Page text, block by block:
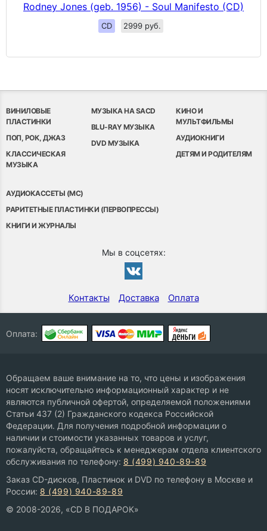
Rodney Jones (geb. 1956) - Soul Manifesto (CD)
CD 2999 руб.
ВИНИЛОВЫЕ
ПЛАСТИНКИ
ПОП, РОК, ДЖАЗ
КЛАССИЧЕСКАЯ
МУЗЫКА
МУЗЫКА НА SACD
BLU-RAY МУЗЫКА
DVD МУЗЫКА
КИНО И
МУЛЬТФИЛЬМЫ
АУДИОКНИГИ
ДЕТЯМ И РОДИТЕЛЯМ
АУДИОКАССЕТЫ (MC)
РАРИТЕТНЫЕ ПЛАСТИНКИ (ПЕРВОПРЕССЫ)
КНИГИ И ЖУРНАЛЫ
Мы в соцсетях:
Контакты Доставка Оплата
Оплата:
Обращаем ваше внимание на то, что цены и изображения
носят исключительно информационный характер и не
являются публичной офертой, определяемой положениями
Статьи 437 (2) Гражданского кодекса Российской
Федерации. Для получения подробной информации о
наличии и стоимости указанных товаров и услуг,
пожалуйста, обращайтесь к менеджерам отдела клиентского
обслуживания по телефону: 8 (499) 940-89-89
Заказ CD-дисков, Пластинок и DVD по телефону в Москве и
России: 8 (499) 940-89-89
© 2008-2026, «CD В ПОДАРОК»